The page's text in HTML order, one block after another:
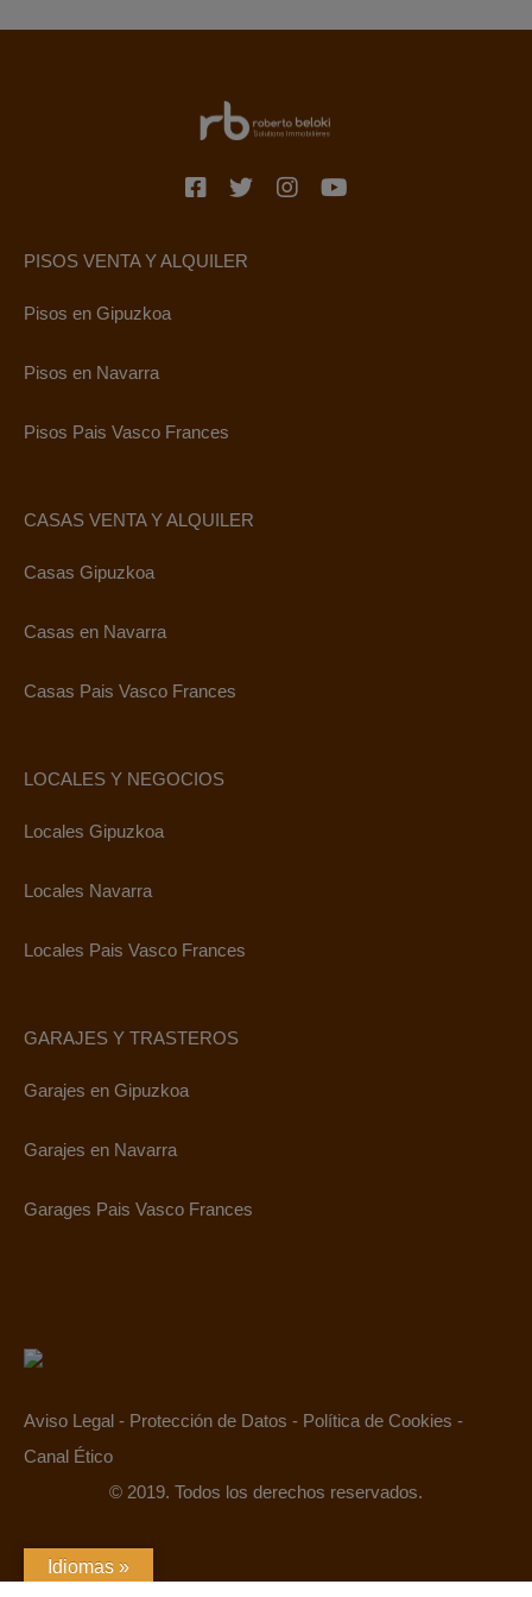
PISOS VENTA Y ALQUILER
Pisos en Gipuzkoa
Pisos en Navarra
Pisos Pais Vasco Frances
CASAS VENTA Y ALQUILER
Casas Gipuzkoa
Casas en Navarra
Casas Pais Vasco Frances
LOCALES Y NEGOCIOS
Locales Gipuzkoa
Locales Navarra
Locales Pais Vasco Frances
GARAJES Y TRASTEROS
Garajes en Gipuzkoa
Garajes en Navarra
Garages Pais Vasco Frances
Aviso Legal - Protección de Datos - Política de Cookies -
Canal Ético
© 2019. Todos los derechos reservados.
Idiomas »